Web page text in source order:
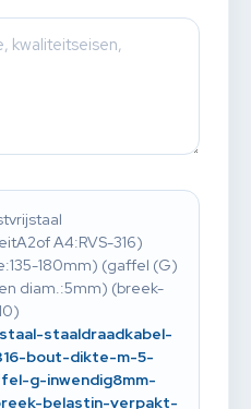
A4:RVS-316)
180mm) (gaffel (G)
diam.:5mm) (breek-
staaldraadkabel-
bout-dikte-m-5-
g-inwendig8mm-
belastin-verpakt-